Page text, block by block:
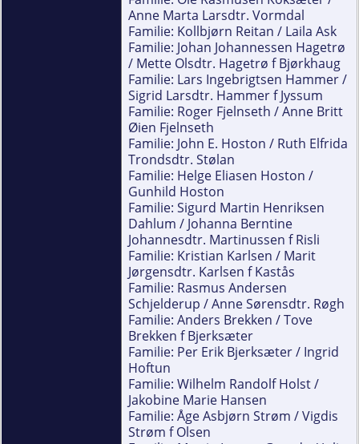
Anne Marta Larsdtr. Vormdal
Familie: Kollbjørn Reitan / Laila Ask
Familie: Johan Johannessen Hagetrø
/ Mette Olsdtr. Hagetrø f Bjørkhaug
Familie: Lars Ingebrigtsen Hammer /
Sigrid Larsdtr. Hammer f Jyssum
Familie: Roger Fjelnseth / Anne Britt
Øien Fjelnseth
Familie: John E. Hoston / Ruth Elfrida
Trondsdtr. Stølan
Familie: Helge Eliasen Hoston /
Gunhild Hoston
Familie: Sigurd Martin Henriksen
Dahlum / Johanna Berntine
Johannesdtr. Martinussen f Risli
Familie: Kristian Karlsen / Marit
Jørgensdtr. Karlsen f Kastås
Familie: Rasmus Andersen
Schjelderup / Anne Sørensdtr. Røgh
Familie: Anders Brekken / Tove
Brekken f Bjerksæter
Familie: Per Erik Bjerksæter / Ingrid
Hoftun
Familie: Wilhelm Randolf Holst /
Jakobine Marie Hansen
Familie: Åge Asbjørn Strøm / Vigdis
Strøm f Olsen